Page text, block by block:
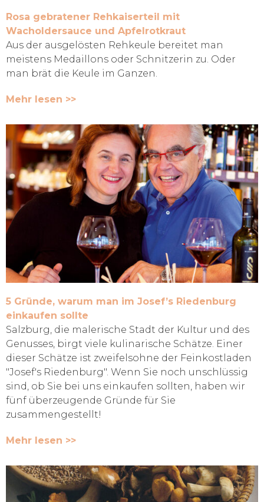
Rosa gebratener Rehkaiserteil mit
Wacholdersauce und Apfelrotkraut
Aus der ausgelösten Rehkeule bereitet man
meistens Medaillons oder Schnitzerin zu. Oder
man brät die Keule im Ganzen.
Mehr lesen >>
5 Gründe, warum man im Josef’s Riedenburg
einkaufen sollte
Salzburg, die malerische Stadt der Kultur und des
Genusses, birgt viele kulinarische Schätze. Einer
dieser Schätze ist zweifelsohne der Feinkostladen
"Josef's Riedenburg". Wenn Sie noch unschlüssig
sind, ob Sie bei uns einkaufen sollten, haben wir
fünf überzeugende Gründe für Sie
zusammengestellt!
Mehr lesen >>